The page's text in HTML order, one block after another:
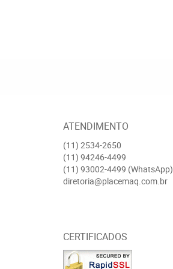
ATENDIMENTO
(11) 2534-2650
(11) 94246-4499
(11) 93002-4499 (WhatsApp)
diretoria@placemaq.com.br
CERTIFICADOS